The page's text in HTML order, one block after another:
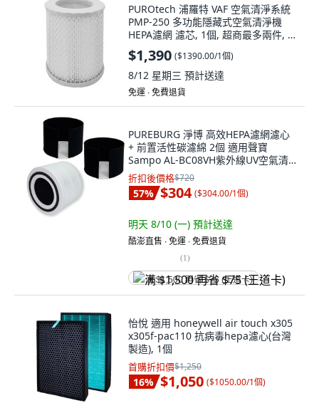
PUROtech 浦羅特 VAF 空氣清淨系統
PMP-250 多功能隱藏式空氣清淨機
HEPA濾網 濾芯, 1個, 超商最多兩件, 超
商最多兩件
$1,390 ($1390.00/1個)
8/12 星期三 預計送達
免運 ∙ 免費退貨
PUREBURG 淨博 高效HEPA濾網濾心
+ 前置活性碳濾綿 2個 適用聲寶
Sampo AL-BC08VH紫外線UV空氣清
淨機 6坪, 1套, SP-BC08-01
折扣後價格$720
57% $304 ($304.00/1個)
明天 8/10 (一) 預計送達
酷澎直售 ∙ 免運 ∙ 免費退貨
(1)
满 $1,500 再省 $75 (王道卡)
怡悅 適用 honeywell air touch x305
x305f-pac110 抗病毒hepa濾心(台灣
製造), 1個
首購折扣價$1,250
16% $1,050 ($1050.00/1個)